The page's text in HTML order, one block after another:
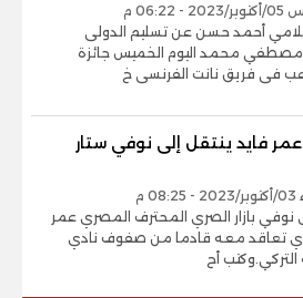
06:22 م
أحمد حسن عن تسليم الدولى
محمد اليوم الخميس جائزة
فى فريق نانت الفرنسى خ
فايد ينتقل إلى نوفي ستار
م
نوفي بازار الصري المحترف المصري عمر
تعاقد معه قادما من صفوف نادي
أح